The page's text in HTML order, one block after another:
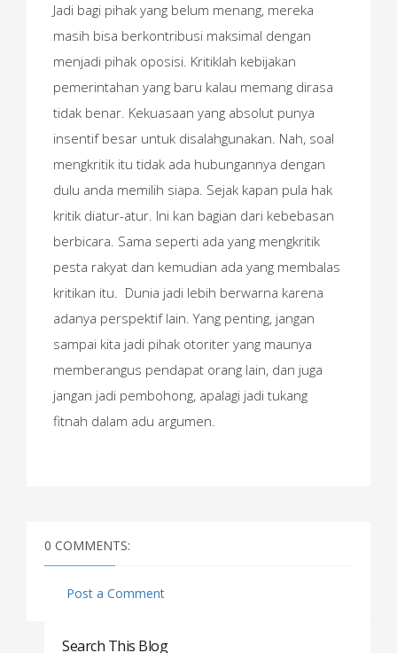
Jadi bagi pihak yang belum menang, mereka
masih bisa berkontribusi maksimal dengan
menjadi pihak oposisi. Kritiklah kebijakan
pemerintahan yang baru kalau memang dirasa
tidak benar. Kekuasaan yang absolut punya
insentif besar untuk disalahgunakan. Nah, soal
mengkritik itu tidak ada hubungannya dengan
dulu anda memilih siapa. Sejak kapan pula hak
kritik diatur-atur. Ini kan bagian dari kebebasan
berbicara. Sama seperti ada yang mengkritik
pesta rakyat dan kemudian ada yang membalas
kritikan itu. Dunia jadi lebih berwarna karena
adanya perspektif lain. Yang penting, jangan
sampai kita jadi pihak otoriter yang maunya
memberangus pendapat orang lain, dan juga
jangan jadi pembohong, apalagi jadi tukang
fitnah dalam adu argumen.
0 COMMENTS:
Post a Comment
Search This Blog